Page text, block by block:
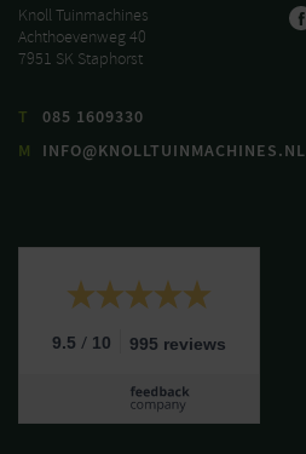
Knoll Tuinmachines
Achthoevenweg 40
7951 SK Staphorst
T
085 1609330
M
INFO@KNOLLTUINMACHINES.NL
9.5 / 10 995 reviews